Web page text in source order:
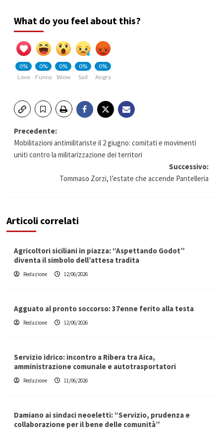
What do you feel about this?
0%
Love
0%
Funny
0%
Wow
0%
Sad
0%
Angry
Navigazione
articolo
Precedente:
Mobilitazioni antimilitariste il 2 giugno: comitati e movimenti
uniti contro la militarizzazione dei territori
Successivo:
Tommaso Zorzi, l’estate che accende Pantelleria
Articoli correlati
Agricoltori siciliani in piazza: “Aspettando Godot”
diventa il simbolo dell’attesa tradita
Redazione 12/06/2026
Agguato al pronto soccorso: 37enne ferito alla testa
Redazione 12/06/2026
Servizio idrico: incontro a Ribera tra Aica,
amministrazione comunale e autotrasportatori
Redazione 11/06/2026
Damiano ai sindaci neoeletti: “Servizio, prudenza e
collaborazione per il bene delle comunità”